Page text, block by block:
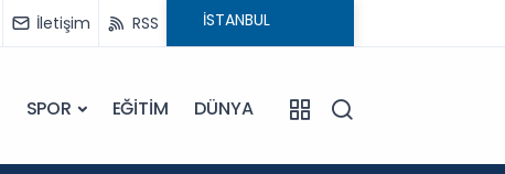
İletişim RSS
SPOR EĞİTİM DÜNYA